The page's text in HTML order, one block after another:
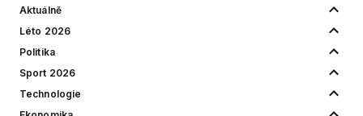
Aktuálně
Léto 2026
Politika
Sport 2026
Technologie